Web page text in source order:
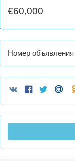
€60,000
Номер объявления